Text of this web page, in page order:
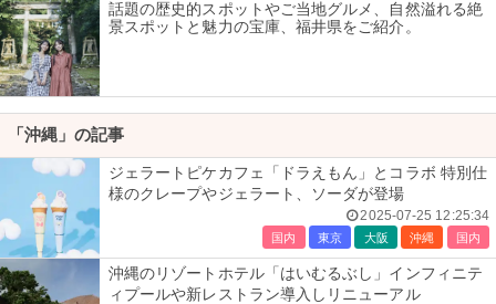
話題の歴史的スポットやご当地グルメ、自然溢れる絶
景スポットと魅力の宝庫、福井県をご紹介。
「沖縄」の記事
ジェラートピケカフェ「ドラえもん」とコラボ 特別仕
様のクレープやジェラート、ソーダが登場
2025-07-25 12:25:34
国内 東京 大阪 沖縄 国内
沖縄のリゾートホテル「はいむるぶし」インフィニテ
ィプールや新レストラン導入しリニューアル